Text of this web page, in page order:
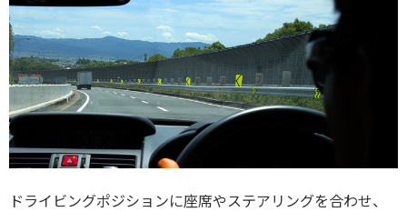
ドライビングポジションに座席やステアリングを合わせ、